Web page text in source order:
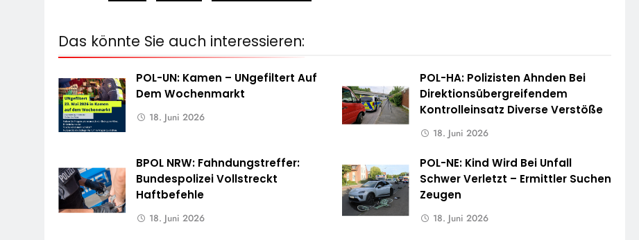
Das könnte Sie auch interessieren:
POL-UN: Kamen – UNgefiltert Auf
Dem Wochenmarkt
18. Juni 2026
POL-HA: Polizisten Ahnden Bei
Direktionsübergreifendem
Kontrolleinsatz Diverse Verstöße
18. Juni 2026
BPOL NRW: Fahndungstreffer:
Bundespolizei Vollstreckt
Haftbefehle
18. Juni 2026
POL-NE: Kind Wird Bei Unfall
Schwer Verletzt – Ermittler Suchen
Zeugen
18. Juni 2026